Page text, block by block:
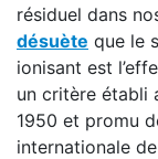
résiduel dans
désuète que le
ionisant est
un critère établi
1950 et promu
internationale